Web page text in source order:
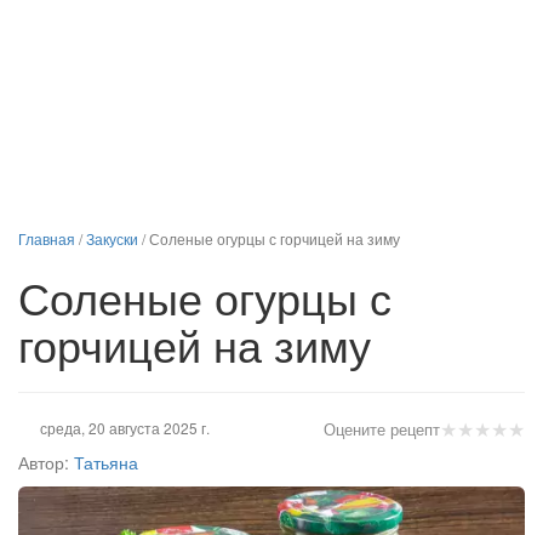
Главная /Закуски /Соленые огурцы с горчицей на зиму
Соленые огурцы с
горчицей на зиму
★★★★★
Оцените рецепт
среда, 20 августа 2025 г.
Автор: Татьяна